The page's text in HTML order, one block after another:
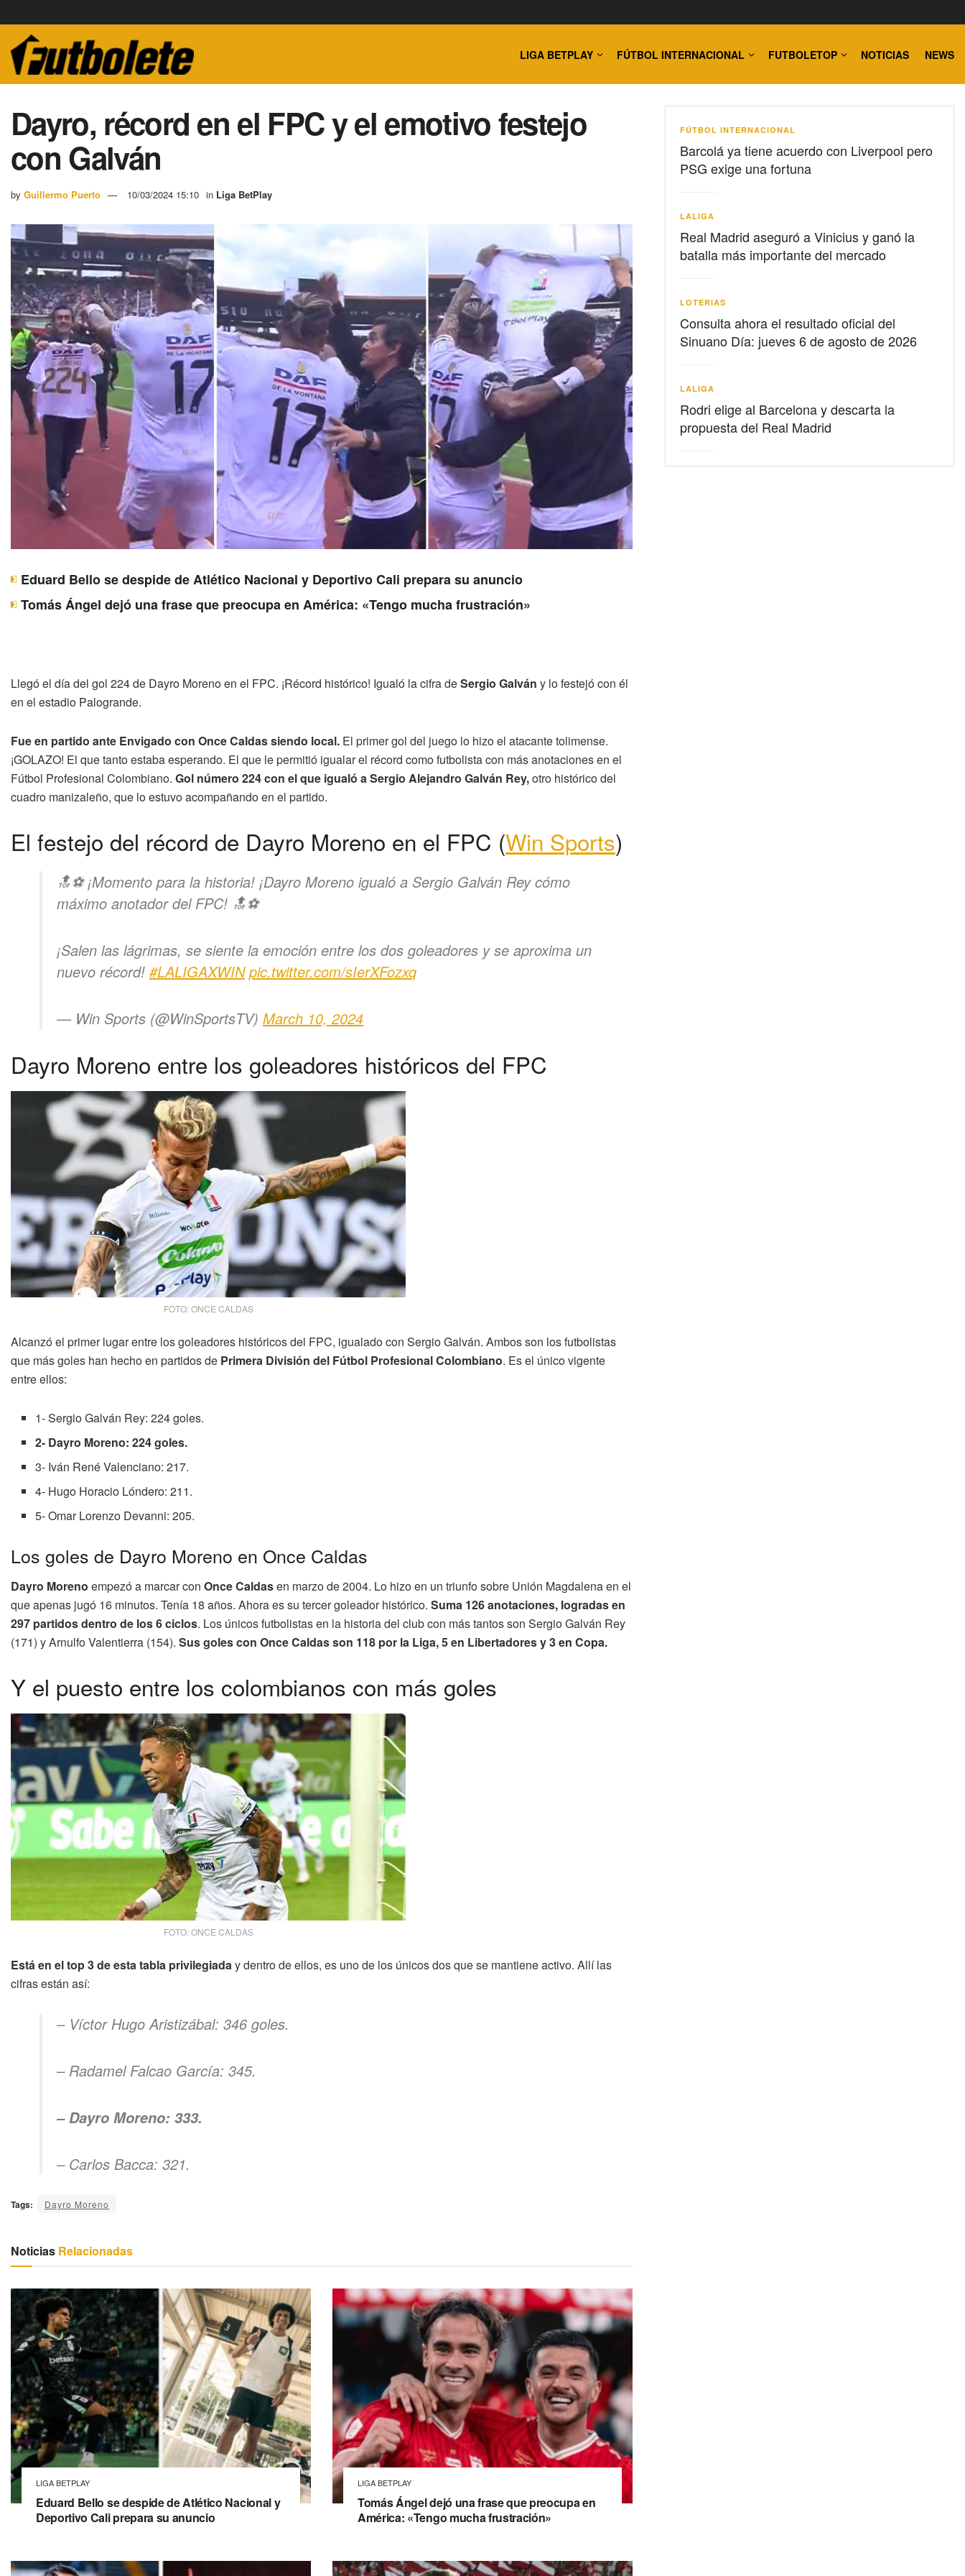
LIGA BETPLAY FÚTBOL INTERNACIONAL FUTBOLETOP NOTICIAS NEWS
Dayro, récord en el FPC y el emotivo festejo
con Galván
by Guillermo Puerto 10/03/2024 15:10 in Liga BetPlay
Eduard Bello se despide de Atlético Nacional y Deportivo Cali prepara su anuncio
Tomás Ángel dejó una frase que preocupa en América: «Tengo mucha frustración»
Llegó el día del gol 224 de Dayro Moreno en el FPC. ¡Récord histórico! Igualó la cifra deSergio Galván y lo festejó con él
en el estadio Palogrande.
Fue en partido ante Envigado con Once Caldas siendo local. El primer gol del juego lo hizo el atacante tolimense.
¡GOLAZO! El que tanto estaba esperando. El que le permitió igualar el récord como futbolista con más anotaciones en el
Fútbol Profesional Colombiano. Gol número 224 con el que igualó a Sergio Alejandro Galván Rey,otro histórico del
cuadro manizaleño, que lo estuvo acompañando en el partido.
El festejo del récord de Dayro Moreno en el FPC (Win Sports)
🔝⚽ ¡Momento para la historia! ¡Dayro Moreno igualó a Sergio Galván Rey cómo
máximo anotador del FPC! 🔝⚽
¡Salen las lágrimas, se siente la emoción entre los dos goleadores y se aproxima un
nuevo récord! #LALIGAXWIN pic.twitter.com/sIerXFozxq
— Win Sports (@WinSportsTV) March 10, 2024
Dayro Moreno entre los goleadores históricos del FPC
FOTO: ONCE CALDAS
Alcanzó el primer lugar entre los goleadores históricos del FPC, igualado con Sergio Galván. Ambos son los futbolistas
que más goles han hecho en partidos de Primera División del Fútbol Profesional Colombiano. Es el único vigente
entre ellos:
1- Sergio Galván Rey: 224 goles.
2- Dayro Moreno: 224 goles.
3- Iván René Valenciano: 217.
4- Hugo Horacio Lóndero: 211.
5- Omar Lorenzo Devanni: 205.
Los goles de Dayro Moreno en Once Caldas
Dayro Moreno empezó a marcar con Once Caldasen marzo de 2004. Lo hizo en un triunfo sobre Unión Magdalena en el
que apenas jugó 16 minutos. Tenía 18 años. Ahora es su tercer goleador histórico. Suma 126 anotaciones, logradas en
297 partidos dentro de los 6 ciclos. Los únicos futbolistas en la historia del club con más tantos son Sergio Galván Rey
(171) y Arnulfo Valentierra (154). Sus goles con Once Caldas son 118 por la Liga, 5 en Libertadores y 3 en Copa.
Y el puesto entre los colombianos con más goles
FOTO: ONCE CALDAS
Está en el top 3 de esta tabla privilegiaday dentro de ellos, es uno de los únicos dos que se mantiene activo. Allí las
cifras están así:
– Víctor Hugo Aristizábal: 346 goles.
– Radamel Falcao García: 345.
– Dayro Moreno: 333.
– Carlos Bacca: 321.
Tags: Dayro Moreno
Noticias Relacionadas
LIGA BETPLAY
Eduard Bello se despide de Atlético Nacional y
Deportivo Cali prepara su anuncio
LIGA BETPLAY
Tomás Ángel dejó una frase que preocupa en
América: «Tengo mucha frustración»
FÚTBOL INTERNACIONAL
Barcolá ya tiene acuerdo con Liverpool pero
PSG exige una fortuna
LALIGA
Real Madrid aseguró a Vinicius y ganó la
batalla más importante del mercado
LOTERIAS
Consulta ahora el resultado oficial del
Sinuano Día: jueves 6 de agosto de 2026
LALIGA
Rodri elige al Barcelona y descarta la
propuesta del Real Madrid